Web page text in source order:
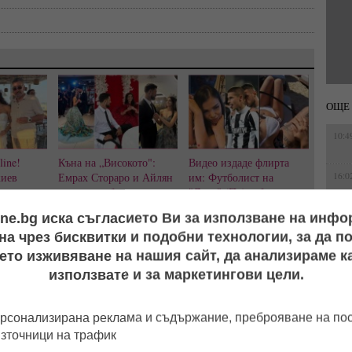
сватба!
Къна на „Високото":
Емрах Стораро и Айлян
преди сватбата, докато
за Тони не стихват
Видео издаде флирта
им: Футболист на
"Локо" (Пд) заби
си текста от една известна руска рап певица, превела си
Жалка пародия си, а не рапърка
ОЩЕ
иска съгласието Ви за използване на
чрез бисквитки и подобни технологии, за да
изживяване на нашия сайт, да анализираме
използвате и за маркетингови цели.
реклама и съдържание, преброяване на
на трафик